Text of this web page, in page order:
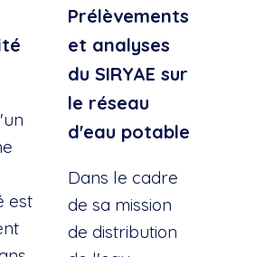
est
Prélèvements
et analyses
du SIRYAE sur
le réseau
d'eau potable
Dans le cadre
de sa mission
de distribution